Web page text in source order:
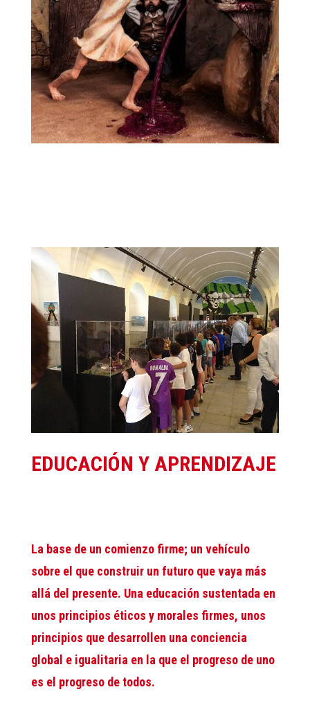
EDUCACIÓN Y APRENDIZAJE
La base de un comienzo firme; un vehículo
sobre el que construir un futuro que vaya más
allá del presente. Una educación sustentada en
unos principios éticos y morales firmes, unos
principios que desarrollen una conciencia
global e igualitaria en la que el progreso de uno
es el progreso de todos.